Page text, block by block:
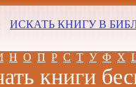
ИСКАТЬ КНИГУ В
Н О П Р С Т У Ф Х
книги